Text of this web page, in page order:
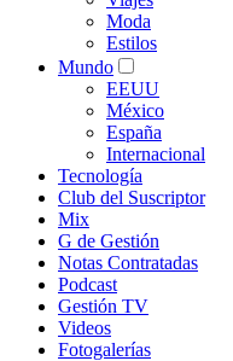
Moda
Estilos
Mundo
EEUU
México
España
Internacional
Tecnología
Club del Suscriptor
Mix
G de Gestión
Notas Contratadas
Podcast
Gestión TV
Videos
Fotogalerías